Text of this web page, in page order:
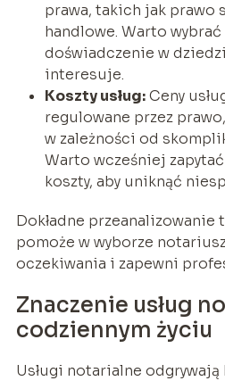
prawa, takich jak prawo
handlowe. Warto
doświadczenie w
interesuje.
Koszty usług:Ceny
regulowane przez
w zależności od
Warto wcześniej
koszty, aby uniknąć
Dokładne przeanalizowanie
pomoże w wyborze
oczekiwania i zapewni
Znaczenie usług
codziennym życiu
Usługi notarialne